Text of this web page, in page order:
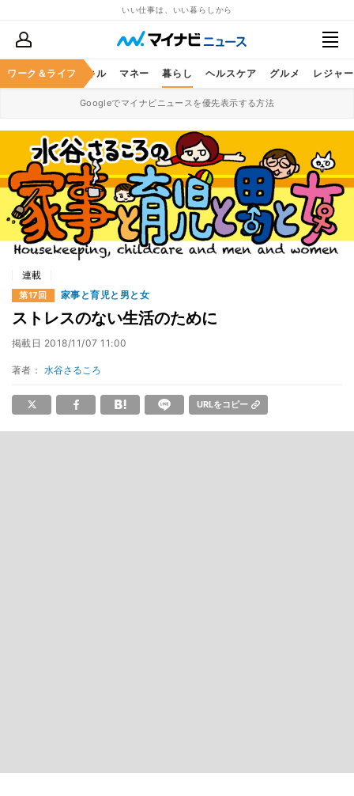
いい仕事は、いい暮らしから
ワーク＆ライフ
ア ビジネススキル マネー 暮らし ヘルスケア グルメ レジャー
Googleでマイナビニュースを優先表示する方法
連載
第17回 家事と育児と男と女
ストレスのない生活のために
掲載日 2018/11/07 11:00
著者： 水谷さるころ
URLをコピー